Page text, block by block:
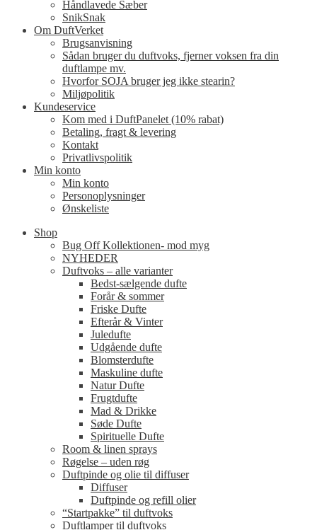
Håndlavede Sæber
SnikSnak
Om DuftVerket
Brugsanvisning
Sådan bruger du duftvoks, fjerner voksen fra din
duftlampe mv.
Hvorfor SOJA bruger jeg ikke stearin?
Miljøpolitik
Kundeservice
Kom med i DuftPanelet (10% rabat)
Betaling, fragt & levering
Kontakt
Privatlivspolitik
Min konto
Min konto
Personoplysninger
Ønskeliste
Shop
Bug Off Kollektionen- mod myg
NYHEDER
Duftvoks – alle varianter
Bedst-sælgende dufte
Forår & sommer
Friske Dufte
Efterår & Vinter
Juledufte
Udgående dufte
Blomsterdufte
Maskuline dufte
Natur Dufte
Frugtdufte
Mad & Drikke
Søde Dufte
Spirituelle Dufte
Room & linen sprays
Røgelse – uden røg
Duftpinde og olie til diffuser
Diffuser
Duftpinde og refill olier
“Startpakke” til duftvoks
Duftlamper til duftvoks